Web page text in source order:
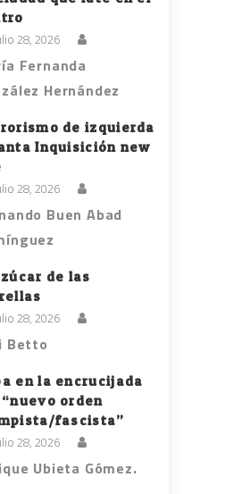
28, 2026
Fernanda
Hernández
de izquierda
Inquisición new
28, 2026
Buen Abad
de las
28, 2026
Betto
en la encrucijada
orden
fascista”
28, 2026
Ubieta Gómez.